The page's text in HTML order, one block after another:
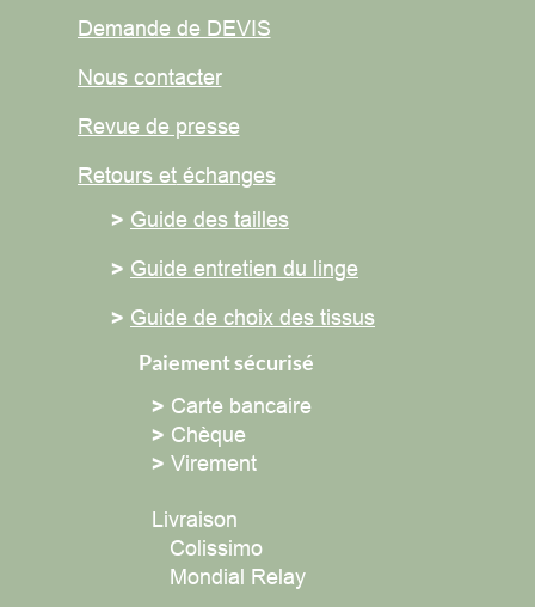
Demande de DEVIS
Nous contacter
Revue de presse
Retours etéchanges
> Guide des tailles
> Guide entretien du linge
> Guide de choix des tissus
Paiement sécurisé
> Carte bancaire
> Chèque
> Virement
Livraison
Colissimo
Mondial Relay